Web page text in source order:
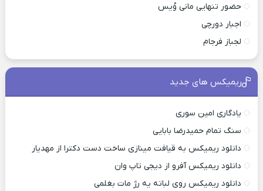
حضور تنهایی مانی وُیس
اجبار دورچی
لجباز فرجام
ریمیکس های جدید
یادگاری امین سوری
سنگ تمام حمیدرضا بابایی
دانلود ریمیکس به قیافت مینازی ساخت دست دکترا از مهدیار
دانلود ریمیکس آفرو از ديجی تاپ وان
دانلود ریمیکس روی لباته یه رژ مات بغلمی